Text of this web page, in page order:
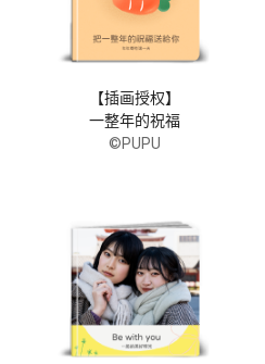
【插画授权】
一整年的祝福
©PUPU